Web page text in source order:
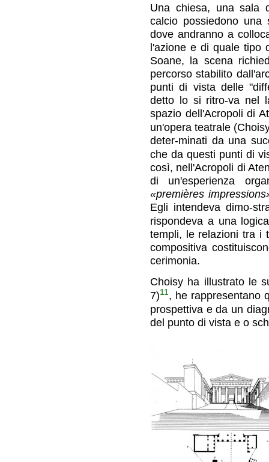
Una chiesa, una sala
calcio possiedono una
dove andranno a
l'azione e di quale tipo
Soane, la scena
percorso stabilito
punti di vista delle
detto lo si ritro-va nel
spazio dell'Acropoli di
un'opera teatrale
deter-minati da una
che da questi punti di
così, nell'Acropoli di
di un'esperienza
«premières
Egli intendeva dimo-
rispondeva a una
templi, le relazioni tra i
compositiva
cerimonia.
Choisy ha illustrato le
7)11, he rappresentano
prospettiva e da un
del punto di vista e o